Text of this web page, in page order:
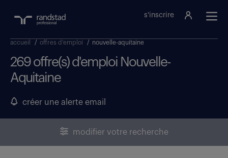
s'inscrire
accueil / offres d'emploi / nouvelle-aquitaine
269 offre(s) d'emploi Nouvelle-
Aquitaine
créer une alerte email
modifier votre recherche